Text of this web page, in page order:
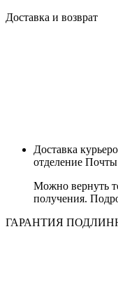
Доставка и возврат
Доставка
отделение
Можно вернуть
получения.
ГАРАНТИЯ